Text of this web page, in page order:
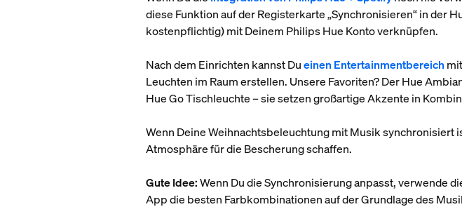
diese Funktion auf der Registerkarte „Synchronisieren“ in der
kostenpflichtig) mit Deinem Philips Hue Konto verknüpfen.
Nach dem Einrichten kannst Dueinen Entertainmentbereich
Leuchten im Raum erstellen. Unsere Favoriten? Der Hue
Hue Go Tischleuchte – sie setzen großartige Akzente in
Wenn Deine Weihnachtsbeleuchtung mit Musik
Atmosphäre für die Bescherung schaffen.
Gute Idee:Wenn Du die Synchronisierung anpasst, verwende
App die besten Farbkombinationen auf der Grundlage des